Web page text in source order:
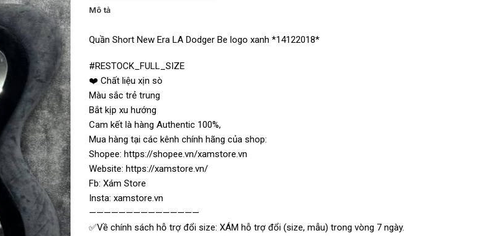
Mô tả
Quần Short New Era LA Dodger Be logo xanh *14122018*
#RESTOCK_FULL_SIZE
❤️ Chất liệu xịn sò
Màu sắc trẻ trung
Bắt kịp xu hướng
Cam kết là hàng Authentic 100%,
Mua hàng tại các kênh chính hãng của shop:
Shopee: https://shopee.vn/xamstore.vn
Website: https://xamstore.vn/
Fb: Xám Store
Insta: xamstore.vn
———————————————
✅Về chính sách hỗ trợ đổi size: XÁM hỗ trợ đổi (size, mẫu) trong vòng 7 ngày.